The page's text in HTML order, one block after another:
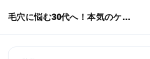
毛穴に悩む30代へ！本気のケア術特集